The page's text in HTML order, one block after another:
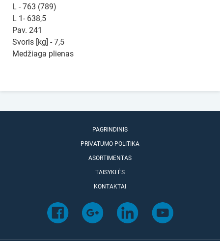
L - 763 (789)
L 1- 638,5
Pav. 241
Svoris [kg] - 7,5
Medžiaga plienas
PAGRINDINIS
PRIVATUMO POLITIKA
ASORTIMENTAS
TAISYKLĖS
KONTAKTAI